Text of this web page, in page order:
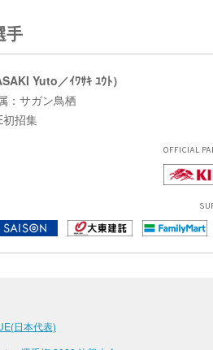
手
Yuto／ｲﾜｻｷ ﾕｳﾄ）
サガン鳥栖
初招集
OFFICIAL
日本代表)